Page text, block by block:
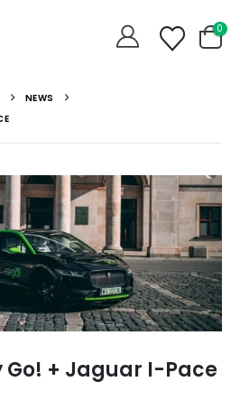
0
NEWS
Go! + Jaguar I-Pace